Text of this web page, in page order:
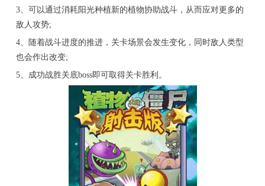
3、可以通过消耗阳光种植新的植物协助战斗，从而应对更多的
敌人攻势;
4、随着战斗进度的推进，关卡场景会发生变化，同时敌人类型
也会作出改变;
5、成功战胜关底boss即可取得关卡胜利。